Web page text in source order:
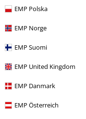
EMP Polska
EMP Norge
EMP Suomi
EMP United Kingdom
EMP Danmark
EMP Österreich